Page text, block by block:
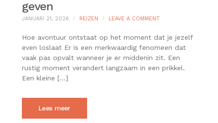
geven
JANUARI 21, 2026 REIZEN LEAVE A COMMENTON
NIEUWE
ERVARINGEN
JE
LEVEN
ONVERWACHT
Hoe avontuur ontstaat op het moment dat je jezelf
even loslaat Er is een merkwaardig fenomeen dat
vaak pas opvalt wanneer je er middenin zit. Een
rustig moment verandert langzaam in een prikkel.
Een kleine […]
Lees meer